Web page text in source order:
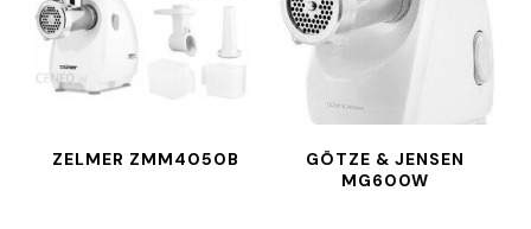
ZELMER ZMM4050B
GÖTZE & JENSEN
MG600W